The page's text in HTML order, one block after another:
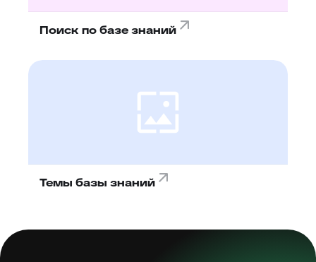
Поиск по базе знаний
Темы базы знаний